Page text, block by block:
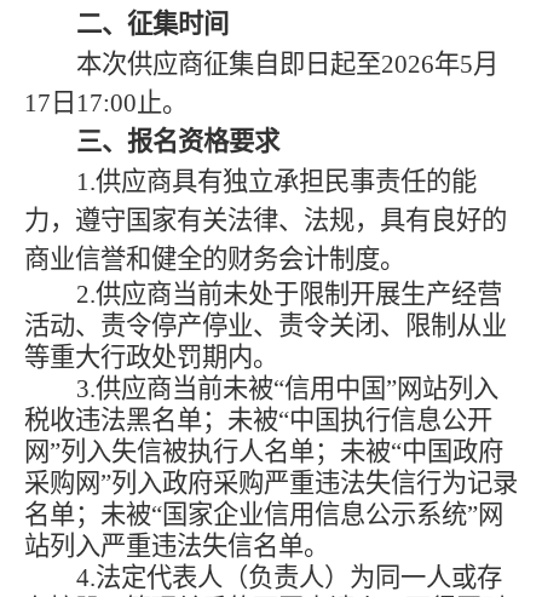
二、征集时间
本次供应商征集自即日起至2026年5月
17日17:00止。
三、报名资格要求
1.供应商具有独立承担民事责任的能
力，遵守国家有关法律、法规，具有良好的
商业信誉和健全的财务会计制度。
2.供应商当前未处于限制开展生产经营
活动、责令停产停业、责令关闭、限制从业
等重大行政处罚期内。
3.供应商当前未被“信用中国”网站列入
税收违法黑名单；未被“中国执行信息公开
网”列入失信被执行人名单；未被“中国政府
采购网”列入政府采购严重违法失信行为记录
名单；未被“国家企业信用信息公示系统”网
站列入严重违法失信名单。
4.法定代表人（负责人）为同一人或存